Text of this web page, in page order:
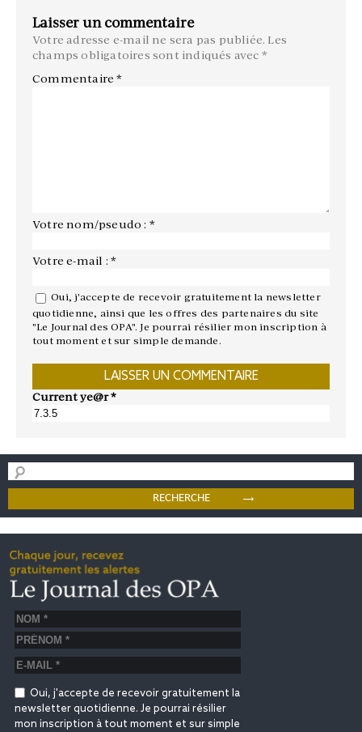
Laisser un commentaire
Votre adresse e-mail ne sera pas publiée. Les
champs obligatoires sont indiqués avec *
Commentaire*
Votre nom/pseudo : *
Votre e-mail : *
Oui, j'accepte de recevoir gratuitement la newsletter
quotidienne, ainsi que les offres des partenaires du site
"Le Journal des OPA". Je pourrai résilier mon inscription à
tout moment et sur simple demande.
Current ye@r*
Oui, j'accepte de recevoir gratuitement la
newsletter quotidienne. Je pourrai résilier
mon inscription à tout moment et sur simple